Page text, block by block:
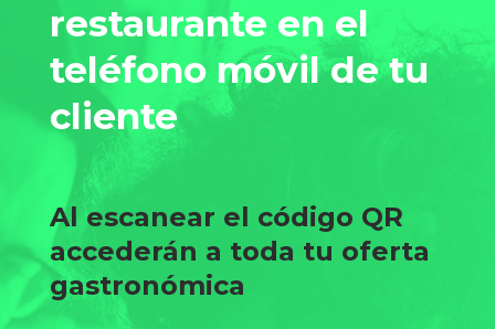
restaurante en el
teléfono móvil de tu
cliente
Al escanear el código QR
accederán a toda tu oferta
gastronómica